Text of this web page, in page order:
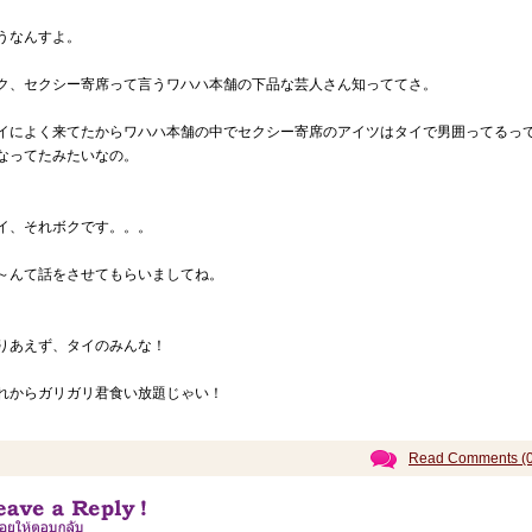
なんすよ。
、セクシー寄席って言うワハハ本舗の下品な芸人さん知っててさ。
によく来てたからワハハ本舗の中でセクシー寄席のアイツはタイで男囲ってるっ
ってたみたいなの。
、それボクです。。。
んて話をさせてもらいましてね。
あえず、タイのみんな！
からガリガリ君食い放題じゃい！
Read Comments